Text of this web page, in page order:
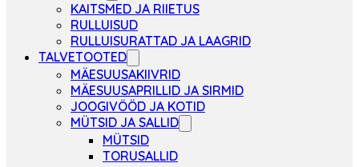
KAITSMED JA RIIETUS
RULLUISUD
RULLUISURATTAD JA LAAGRID
TALVETOOTED
MÄESUUSAKIIVRID
MÄESUUSAPRILLID JA SIRMID
JOOGIVÖÖD JA KOTID
MÜTSID JA SALLID
MÜTSID
TORUSALLID